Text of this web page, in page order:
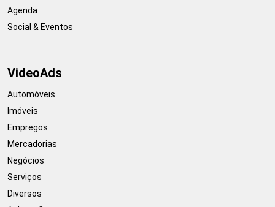
Agenda
Social & Eventos
VideoAds
Automóveis
Imóveis
Empregos
Mercadorias
Negócios
Serviços
Diversos